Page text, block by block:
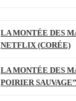
LA MONTÉE DES
NETFLIX (CORÉE)
LA MONTÉE DES
POIRIER SAUVAGE”